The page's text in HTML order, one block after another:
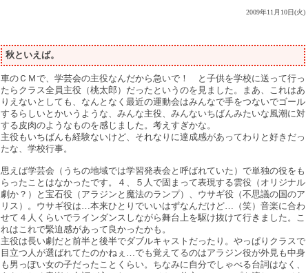
2009年11月10日(火)
秋といえば。
車のＣＭで、学芸会の主役なんだから急いで！ と子供を学校に送って行っ
たらクラス全員主役（桃太郎）だったというのを見ました。まあ、これはあ
りえないとしても、なんとなく最近の運動会はみんなで手をつないでゴール
するらしいとかいうような、みんな主役、みんないちばんみたいな風潮に対
する皮肉のようなものを感じました。考えすぎかな。
主役もいちばんも経験ないけど、それなりに達成感があってわりと好きだっ
たな、学校行事。
思えば学芸会（うちの地域では学習発表会と呼ばれていた）で単独の役をも
らったことはなかったです。４、５人で固まって表現する雲役（オリジナル
劇か？）と宝石役（アラジンと魔法のランプ）、ウサギ役（不思議の国のア
リス）。ウサギ役は…本来ひとりでいいはずなんだけど…（笑）音楽に合わ
せて４人くらいでラインダンスしながら舞台上を駆け抜けて行きました。こ
れはこれで緊迫感があって良かったかも。
主役は長い劇だと前半と後半でダブルキャストだったり。やっぱりクラスで
目立つ人が選ばれてたのかねぇ…でも覚えてるのはアラジン役が外見も中身
も男っぽい女の子だったことくらい。ちなみに自分でしゃべる台詞はなく、